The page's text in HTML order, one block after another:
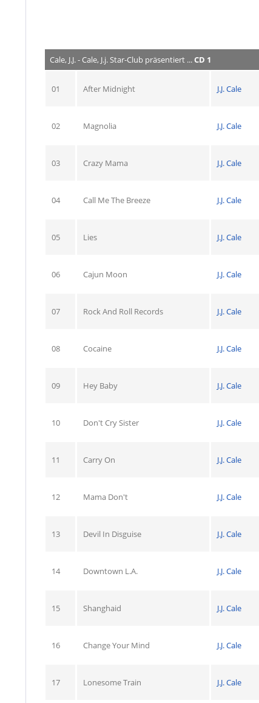
Cale, J.J. - Cale, J.j. Star-Club präsentiert ...CD 1
01 After Midnight J.J. Cale
02 Magnolia J.J. Cale
03 Crazy Mama J.J. Cale
04 Call Me The Breeze J.J. Cale
05 Lies J.J. Cale
06 Cajun Moon J.J. Cale
07 Rock And Roll Records J.J. Cale
08 Cocaine J.J. Cale
09 Hey Baby J.J. Cale
10 Don't Cry Sister J.J. Cale
11 Carry On J.J. Cale
12 Mama Don't J.J. Cale
13 Devil In Disguise J.J. Cale
14 Downtown L.A. J.J. Cale
15 Shanghaid J.J. Cale
16 Change Your Mind J.J. Cale
17 Lonesome Train J.J. Cale